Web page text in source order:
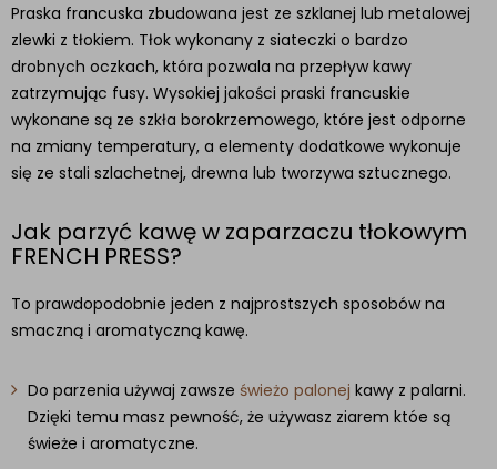
Praska francuska zbudowana jest ze szklanej lub metalowej
zlewki z tłokiem. Tłok wykonany z siateczki o bardzo
drobnych oczkach, która pozwala na przepływ kawy
zatrzymując fusy. Wysokiej jakości praski francuskie
wykonane są ze szkła borokrzemowego, które jest odporne
na zmiany temperatury, a elementy dodatkowe wykonuje
się ze stali szlachetnej, drewna lub tworzywa sztucznego.
Jak parzyć kawę w zaparzaczu tłokowym
FRENCH PRESS?
To prawdopodobnie jeden z najprostszych sposobów na
smaczną i aromatyczną kawę.
Do parzenia używaj zawsze świeżo palonej kawy z palarni.
Dzięki temu masz pewność, że używasz ziarem któe są
świeże i aromatyczne.